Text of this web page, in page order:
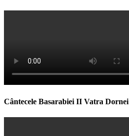
Cântecele Basarabiei II Vatra Dornei